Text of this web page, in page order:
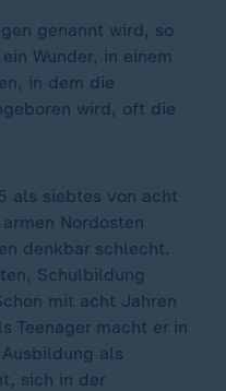
genannt wird, so
Wunder, in einem
in dem die
wird, oft die
als siebtes von acht
Nordosten
denkbar schlecht.
Schulbildung
mit acht Jahren
Teenager macht er in
als
sich in der